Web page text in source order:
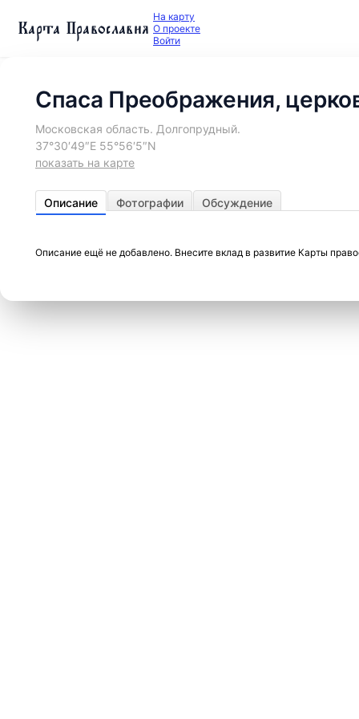
Карта Православия На карту
О проекте
Войти
Спаса Преображения,
Московская область. Долгопрудный.
37°30′49″E 55°56′5″N
показать на карте
Описание Фотографии Обсуждение
Описание ещё не добавлено. Внесите вклад в развитие Карты